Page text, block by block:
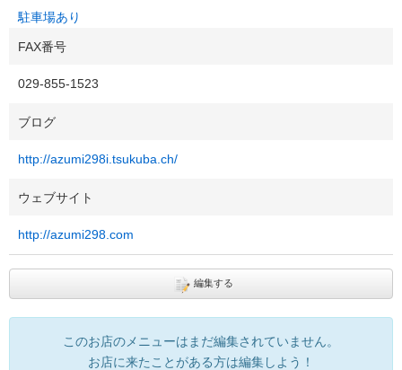
駐車場あり
FAX番号
029-855-1523
ブログ
http://azumi298i.tsukuba.ch/
ウェブサイト
http://azumi298.com
編集する
このお店のメニューはまだ編集されていません。
お店に来たことがある方は編集しよう！